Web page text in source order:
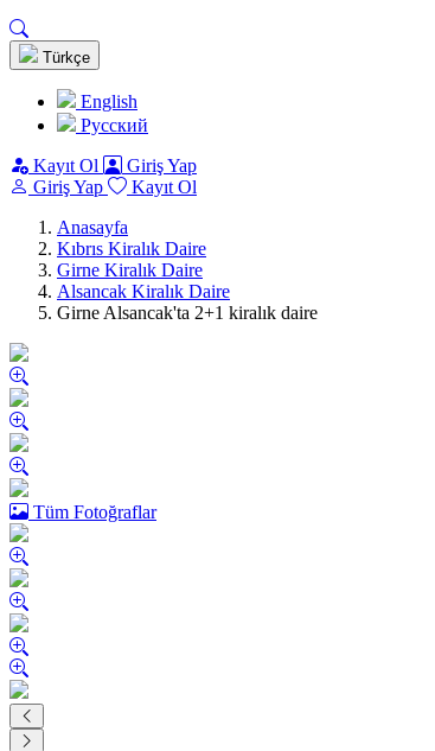
Türkçe
English
Pусский
Kayıt Ol
Giriş Yap
Giriş Yap
Kayıt Ol
Anasayfa
Kıbrıs Kiralık Daire
Girne Kiralık Daire
Alsancak Kiralık Daire
Girne Alsancak'ta 2+1 kiralık daire
Tüm Fotoğraflar